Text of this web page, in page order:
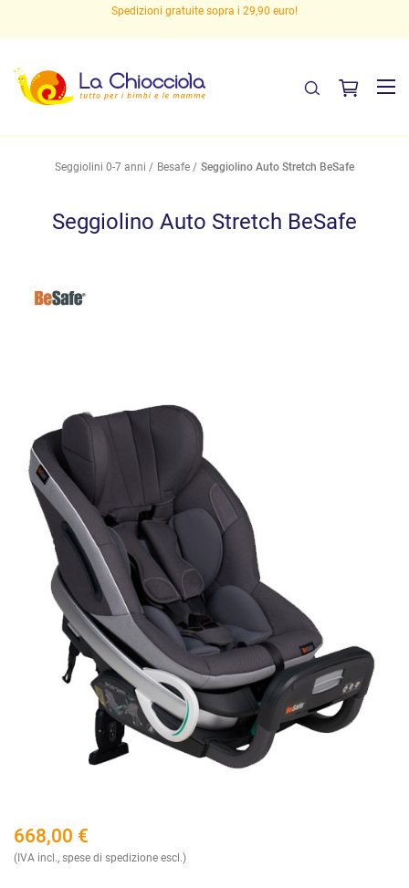
Spedizioni gratuite sopra i 29,90 euro!
Seggiolini 0-7 anni Besafe Seggiolino Auto Stretch BeSafe
Seggiolino Auto Stretch BeSafe
668,00 €
(IVA incl., spese di spedizione escl.)